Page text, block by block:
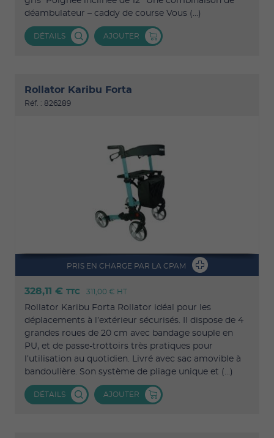
déambulateur – caddy de course Vous (...)
DÉTAILS AJOUTER
Rollator Karibu Forta
Réf. : 826289
PRIS EN CHARGE PAR LA CPAM
328,11 € TTC 311,00 € HT
Rollator Karibu Forta Rollator idéal pour les
déplacements à l’extérieur sécurisés. Il dispose de 4
grandes roues de 20 cm avec bandage souple en
PU, et de passe-trottoirs très pratiques pour
l’utilisation au quotidien. Livré avec sac amovible à
bandoulière. Son système de pliage unique et (...)
DÉTAILS AJOUTER